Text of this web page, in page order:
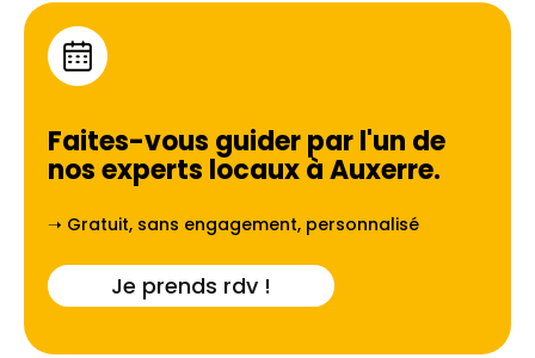
Faites-vous guider par l'un de
nos experts locaux àAuxerre.
➝ Gratuit, sans engagement, personnalisé
Je prends rdv !